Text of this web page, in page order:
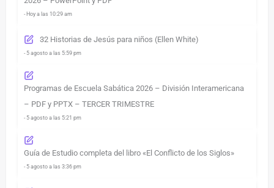
- Hoy a las 10:29 am
32 Historias de Jesús para niños (Ellen White)
- 5 agosto a las 5:59 pm
Programas de Escuela Sabática 2026 – División Interamericana
– PDF y PPTX – TERCER TRIMESTRE
- 5 agosto a las 5:21 pm
Guía de Estudio completa del libro «El Conflicto de los Siglos»
- 5 agosto a las 3:36 pm